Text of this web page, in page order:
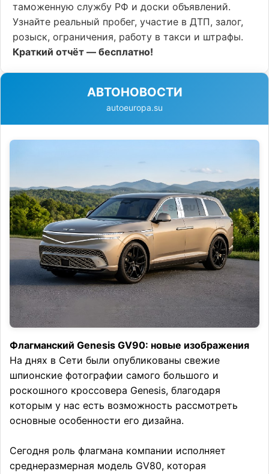
таможенную службу РФ и доски объявлений.
Узнайте реальный пробег, участие в ДТП, залог,
розыск, ограничения, работу в такси и штрафы.
Краткий отчёт — бесплатно!
АВТОНОВОСТИ
autoeuropa.su
Флагманский Genesis GV90: новые изображения
На днях в Сети были опубликованы свежие
шпионские фотографии самого большого и
роскошного кроссовера Genesis, благодаря
которым у нас есть возможность рассмотреть
основные особенности его дизайна.
Сегодня роль флагмана компании исполняет
среднеразмерная модель GV80, которая